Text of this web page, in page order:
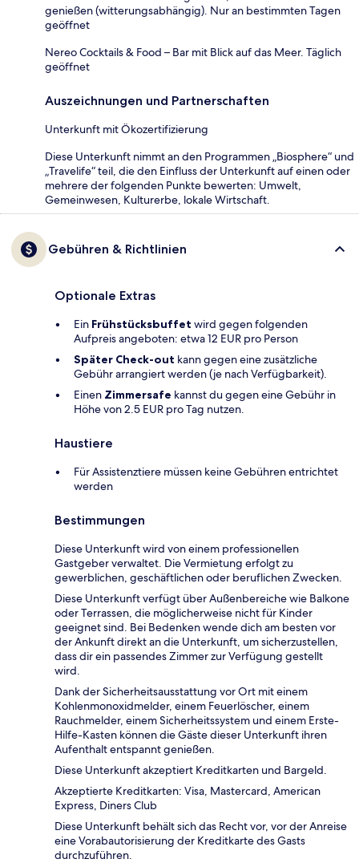
genießen (witterungsabhängig). Nur an bestimmten Tagen
geöffnet
Nereo Cocktails & Food – Bar mit Blick auf das Meer. Täglich
geöffnet
Auszeichnungen und Partnerschaften
Unterkunft mit Ökozertifizierung
Diese Unterkunft nimmt an den Programmen „Biosphere“ und
„Travelife“ teil, die den Einfluss der Unterkunft auf einen oder
mehrere der folgenden Punkte bewerten: Umwelt,
Gemeinwesen, Kulturerbe, lokale Wirtschaft.
Gebühren & Richtlinien
Optionale Extras
Ein Frühstücksbuffet wird gegen folgenden
Aufpreis angeboten: etwa 12 EUR pro Person
Später Check-out kann gegen eine zusätzliche
Gebühr arrangiert werden (je nach Verfügbarkeit).
Einen Zimmersafe kannst du gegen eine Gebühr in
Höhe von 2.5 EUR pro Tag nutzen.
Haustiere
Für Assistenztiere müssen keine Gebühren entrichtet
werden
Bestimmungen
Diese Unterkunft wird von einem professionellen
Gastgeber verwaltet. Die Vermietung erfolgt zu
gewerblichen, geschäftlichen oder beruflichen Zwecken.
Diese Unterkunft verfügt über Außenbereiche wie Balkone
oder Terrassen, die möglicherweise nicht für Kinder
geeignet sind. Bei Bedenken wende dich am besten vor
der Ankunft direkt an die Unterkunft, um sicherzustellen,
dass dir ein passendes Zimmer zur Verfügung gestellt
wird.
Dank der Sicherheitsausstattung vor Ort mit einem
Kohlenmonoxidmelder, einem Feuerlöscher, einem
Rauchmelder, einem Sicherheitssystem und einem Erste-
Hilfe-Kasten können die Gäste dieser Unterkunft ihren
Aufenthalt entspannt genießen.
Diese Unterkunft akzeptiert Kreditkarten und Bargeld.
Akzeptierte Kreditkarten: Visa, Mastercard, American
Express, Diners Club
Diese Unterkunft behält sich das Recht vor, vor der Anreise
eine Vorabautorisierung der Kreditkarte des Gasts
durchzuführen.